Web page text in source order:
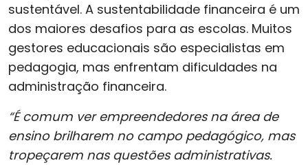
sustentável. A sustentabilidade financeira é um
dos maiores desafios para as escolas. Muitos
gestores educacionais são especialistas em
pedagogia, mas enfrentam dificuldades na
administração financeira.
“É comum ver empreendedores na área de
ensino brilharem no campo pedagógico, mas
tropeçarem nas questões administrativas.